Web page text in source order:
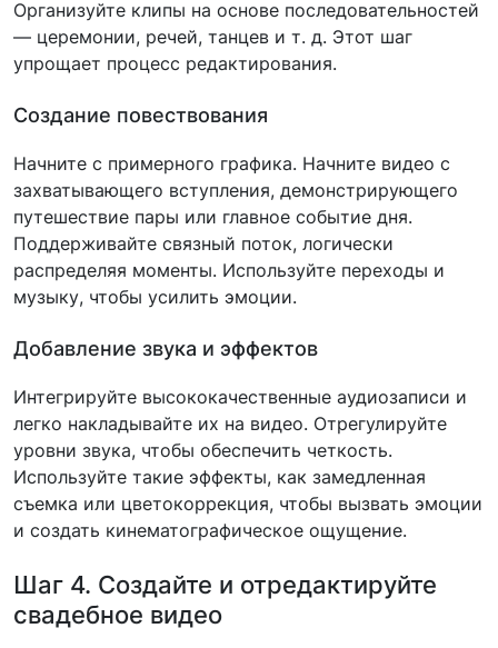
Организуйте клипы на основе последовательностей
— церемонии, речей, танцев и т. д. Этот шаг
упрощает процесс редактирования.
Создание повествования
Начните с примерного графика. Начните видео с
захватывающего вступления, демонстрирующего
путешествие пары или главное событие дня.
Поддерживайте связный поток, логически
распределяя моменты. Используйте переходы и
музыку, чтобы усилить эмоции.
Добавление звука и эффектов
Интегрируйте высококачественные аудиозаписи и
легко накладывайте их на видео. Отрегулируйте
уровни звука, чтобы обеспечить четкость.
Используйте такие эффекты, как замедленная
съемка или цветокоррекция, чтобы вызвать эмоции
и создать кинематографическое ощущение.
Шаг 4. Создайте и отредактируйте
свадебное видео